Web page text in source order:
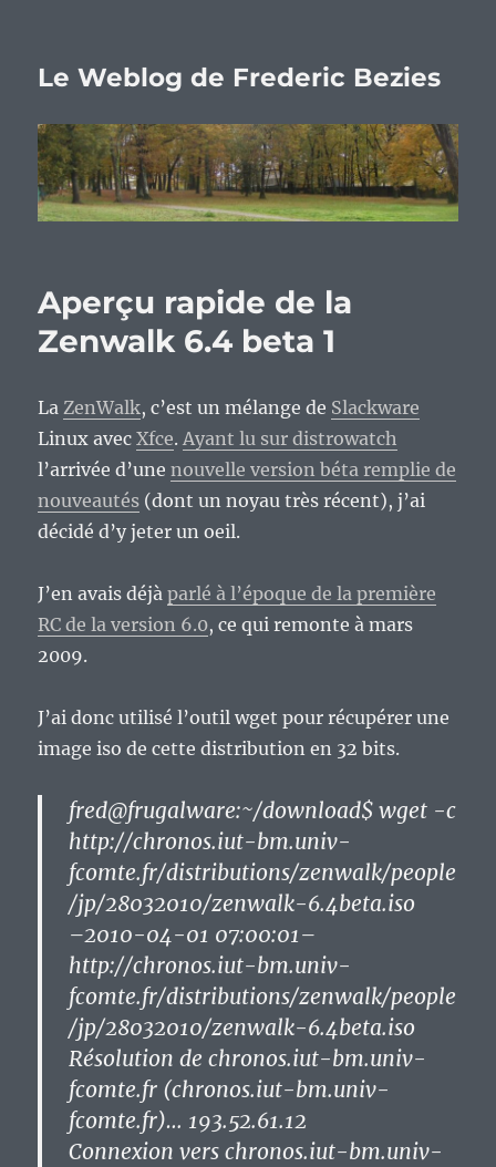
Le Weblog de Frederic Bezies
Aperçu rapide de la
Zenwalk 6.4 beta 1
LaZenWalk, c’est un mélange de Slackware
Linux avecXfce.Ayant lu sur distrowatch
l’arrivée d’unenouvelle version béta remplie de
nouveautés (dont un noyau très récent), j’ai
décidé d’y jeter un oeil.
J’en avais déjàparlé à l’époque de la première
RC de la version 6.0, ce qui remonte à mars
2009.
J’ai donc utilisé l’outil wget pour récupérer une
image iso de cette distribution en 32 bits.
fred@frugalware:~/download$ wget -c
http://chronos.iut-bm.univ-
fcomte.fr/distributions/zenwalk/people
/jp/28032010/zenwalk-6.4beta.iso
–2010-04-01 07:00:01–
http://chronos.iut-bm.univ-
fcomte.fr/distributions/zenwalk/people
/jp/28032010/zenwalk-6.4beta.iso
Résolution de chronos.iut-bm.univ-
fcomte.fr (chronos.iut-bm.univ-
fcomte.fr)… 193.52.61.12
Connexion vers chronos.iut-bm.univ-